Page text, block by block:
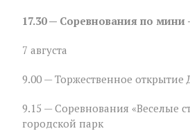
17.30 — Соревнования по мини
7 августа
9.00 — Торжественное
9.15 — Соревнования «Веселые
городской парк